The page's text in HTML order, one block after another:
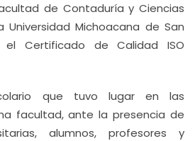
de Contaduría y Ciencias
Universidad Michoacana de San
el Certificado de Calidad ISO
que tuvo lugar en las
facultad, ante la presencia de
alumnos, profesores y